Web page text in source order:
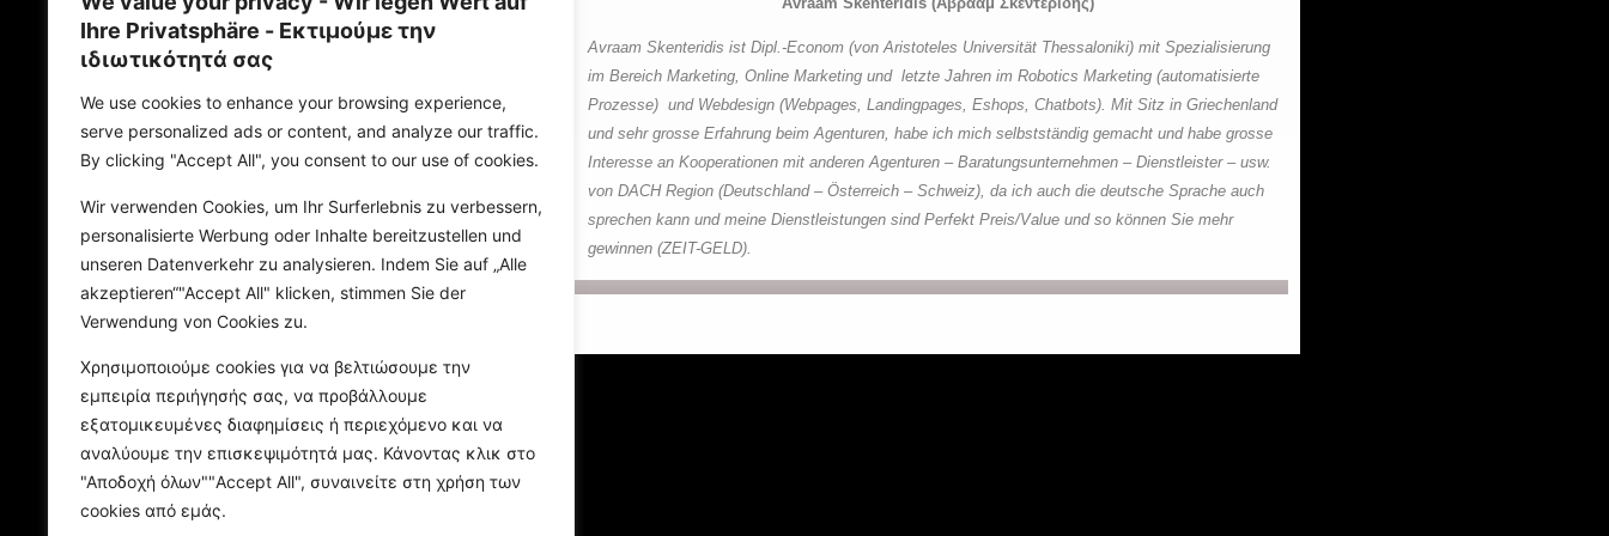
Ihre Privatsphäre - Εκτιμούμε την
ιδιωτικότητά σας
We use cookies to enhance your browsing experience,
serve personalized ads or content, and analyze our traffic.
By clicking "Accept All", you consent to our use of cookies.
Wir verwenden Cookies, um Ihr Surferlebnis zu verbessern,
personalisierte Werbung oder Inhalte bereitzustellen und
unseren Datenverkehr zu analysieren. Indem Sie auf „Alle
akzeptieren“"Accept All" klicken, stimmen Sie der
Verwendung von Cookies zu.
Χρησιμοποιούμε cookies για να βελτιώσουμε την
εμπειρία περιήγησής σας, να προβάλλουμε
εξατομικευμένες διαφημίσεις ή περιεχόμενο και να
αναλύουμε την επισκεψιμότητά μας. Κάνοντας κλικ στο
"Αποδοχή όλων""Accept All", συναινείτε στη χρήση των
cookies από εμάς.
Avraam Skenteridis ist Dipl.-Econom (von Aristoteles Universität Thessaloniki) mit Spezialisierung
im Bereich Marketing, Online Marketing und letzte Jahren im Robotics Marketing (automatisierte
Prozesse) und Webdesign (Webpages, Landingpages, Eshops, Chatbots). Mit Sitz in Griechenland
und sehr grosse Erfahrung beim Agenturen, habe ich mich selbstständig gemacht und habe grosse
Interesse an Kooperationen mit anderen Agenturen – Baratungsunternehmen – Dienstleister – usw.
von DACH Region (Deutschland – Österreich – Schweiz), da ich auch die deutsche Sprache auch
sprechen kann und meine Dienstleistungen sind Perfekt Preis/Value und so können Sie mehr
gewinnen (ZEIT-GELD).